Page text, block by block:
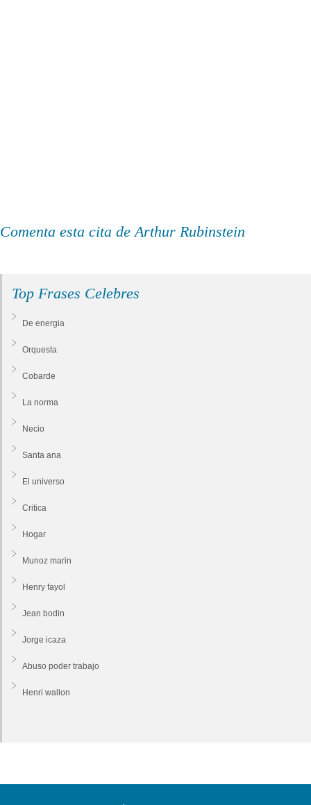
Comenta esta cita de Arthur Rubinstein
Top Frases Celebres
De energia
Orquesta
Cobarde
La norma
Necio
Santa ana
El universo
Critica
Hogar
Munoz marin
Henry fayol
Jean bodin
Jorge icaza
Abuso poder trabajo
Henri wallon